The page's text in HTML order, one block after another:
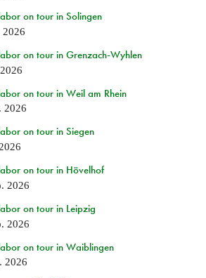
on tour in Solingen
2026
on tour in Grenzach-Wyhlen
on tour in Weil am Rhein
2026
on tour in Siegen
on tour in Hövelhof
2026
on tour in Leipzig
2026
on tour in Waiblingen
2026